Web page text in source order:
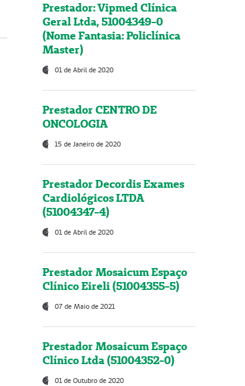
Prestador: Vipmed Clínica
Geral Ltda, 51004349-0
(Nome Fantasia: Policlínica
Master)
01 de Abril de 2020
Prestador CENTRO DE
ONCOLOGIA
15 de Janeiro de 2020
Prestador Decordis Exames
Cardiológicos LTDA
(51004347-4)
01 de Abril de 2020
Prestador Mosaicum Espaço
Clínico Eireli (51004355-5)
07 de Maio de 2021
Prestador Mosaicum Espaço
Clínico Ltda (51004352-0)
01 de Outubro de 2020